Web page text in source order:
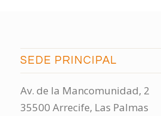
SEDE PRINCIPAL
Av. de la Mancomunidad, 2
35500 Arrecife, Las Palmas